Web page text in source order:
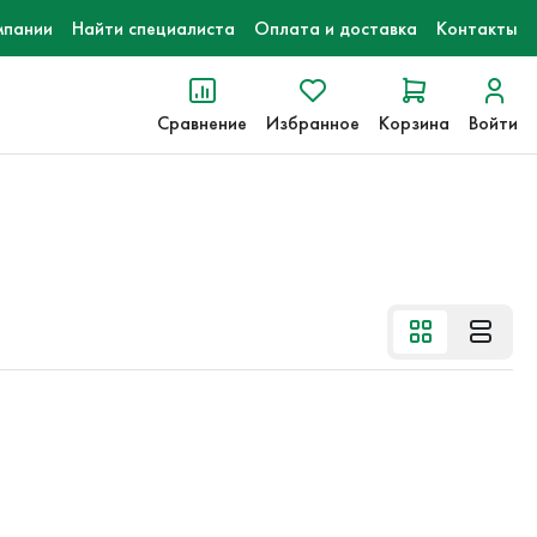
Найти специалиста Оплата и доставка Контакты
Сравнение Избранное Корзина Войти